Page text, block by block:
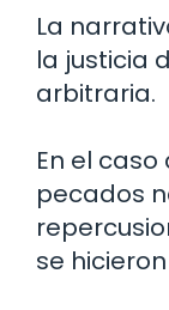
La
la justicia
arbitraria.
En el caso
pecados
se